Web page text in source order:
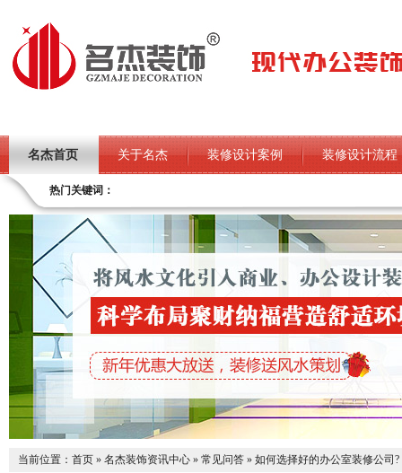
名杰首页 关于名杰 装修设计案例 装修设计流程
热门关键词：
当前位置： 首页 » 名杰装饰资讯中心 » 常见问答 » 如何选择好的办公室装修公司?